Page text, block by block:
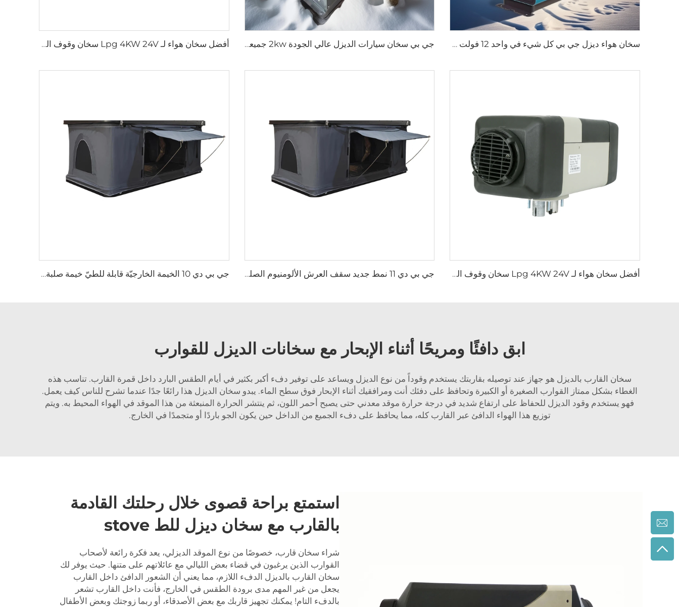
سخان هواء ديزل جي بي كل شيء في واحد 12 فولت 24 فولت 2 كيلوواط جهاز تحكم شاشة LCD عن بعد للسيارة RV جي بي سخان سيارات الديزل عالي الجودة 2kw جميعها في واحد سخان سيارات الديزل سخانات مواقف السيارات 12v 24v للسيارات شاحنة RV أفضل سخان هواء لـ Lpg 4KW 24V سخان وقوف السيارات للسيارة
أفضل سخان هواء لـ Lpg 4KW 24V سخان وقوف السيارات للسيارة جي بي دي 11 نمط جديد سقف العرش الألومنيوم الصلب القشرة المثلثية القشرة المفصلية سيارة سقف العرش جي بي دي 10 الخيمة الخارجيّة قابلة للطيّ خيمة صلبة الصدّقة سقف أعلى خيمة سيارات سيارات ذات سيارات ذات طراز سيارات خارج الطريق
ابق دافئًا ومريحًا أثناء الإبحار مع سخانات الديزل للقوارب
سخان القارب بالديزل هو جهاز عند توصيله بقاربتك يستخدم وقوداً من نوع الديزل ويساعد على توفير دفء أكبر بكثير في أيام الطقس البارد داخل قمرة القارب. تناسب هذه
الغطاء بشكل ممتاز القوارب الصغيرة أو الكبيرة وتحافظ على دفئك أنت ومرافقيك أثناء الإبحار فوق سطح الماء. يبدو سخان الديزل هذا رائعًا جدًا عندما تشرح للناس كيف يعمل.
فهو يستخدم وقود الديزل للحفاظ على ارتفاع شديد في درجة حرارة موقد معدني حتى يصبح أحمر اللون، ثم ينتشر الحرارة المنبعثة من هذا الموقد في الهواء المحيط به. ويتم
توزيع هذا الهواء الدافئ عبر القارب كله، مما يحافظ على دفء الجميع من الداخل حين يكون الجو باردًا أو متجمدًا في الخارج.
استمتع براحة قصوى خلال رحلتك القادمة
بالقارب مع سخان ديزل للط stove
شراء سخان قارب، خصوصًا من نوع الموقد الديزلي، يعد فكرة رائعة لأصحاب
القوارب الذين يرغبون في قضاء بعض الليالي مع عائلاتهم على متنها. حيث يوفر لك
سخان القارب بالديزل الدفء اللازم، مما يعني أن الشعور الدافئ داخل القارب
يجعل من غير المهم مدى برودة الطقس في الخارج، فأنت داخل القارب تشعر
بالدفء التام! يمكنك تجهيز قاربك مع بعض الأصدقاء، أو ربما زوجتك وبعض الأطفال